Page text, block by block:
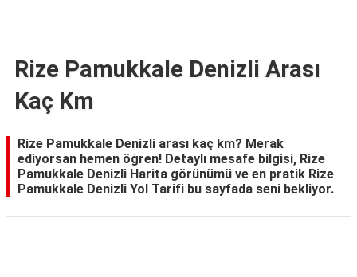
Rize Pamukkale Denizli Arası
Kaç Km
Rize Pamukkale Denizli arası kaç km? Merak
ediyorsan hemen öğren! Detaylı mesafe bilgisi, Rize
Pamukkale Denizli Harita görünümü ve en pratik Rize
Pamukkale Denizli Yol Tarifi bu sayfada seni bekliyor.